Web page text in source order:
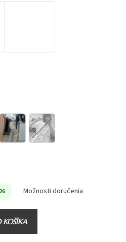
Možnosti doručenia
KOŠÍKA